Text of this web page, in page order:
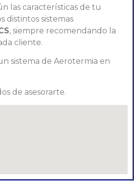
las características de tu
distintos sistemas
, siempre recomendando la
cliente.
sistema de Aerotermia en
de asesorarte.